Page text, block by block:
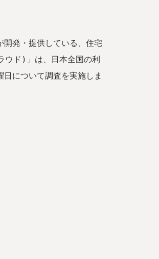
発・提供している、住宅
ウド)」は、日本全国の利
について調査を実施しま